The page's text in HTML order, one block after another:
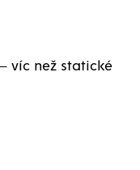
víc než statické